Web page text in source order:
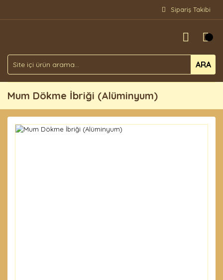
Sipariş Takibi
ARA
Mum Dökme İbriği (Alüminyum)